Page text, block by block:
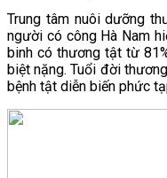
VĂN BẢN
THƯ VIỆN
Trung tâm nuôi dưỡng
người có công Hà Nam
binh có thương tật từ
biệt nặng. Tuổi đời
bệnh tật diễn biến phức